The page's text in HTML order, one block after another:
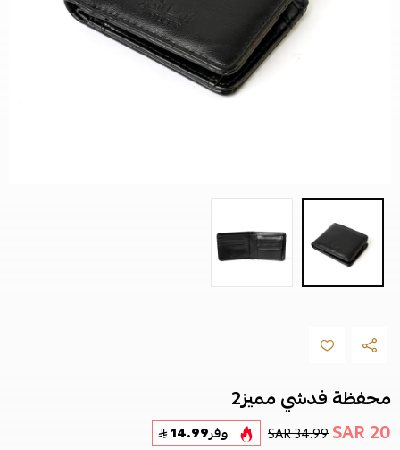
محفظة فدشي مميز2
20 SAR
34.99 SAR وفر14.99